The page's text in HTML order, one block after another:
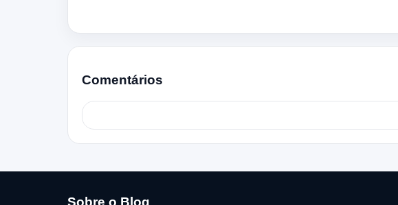
Comentários
Sobre o Blog